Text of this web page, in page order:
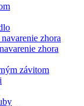
zhora
zhora
závitom